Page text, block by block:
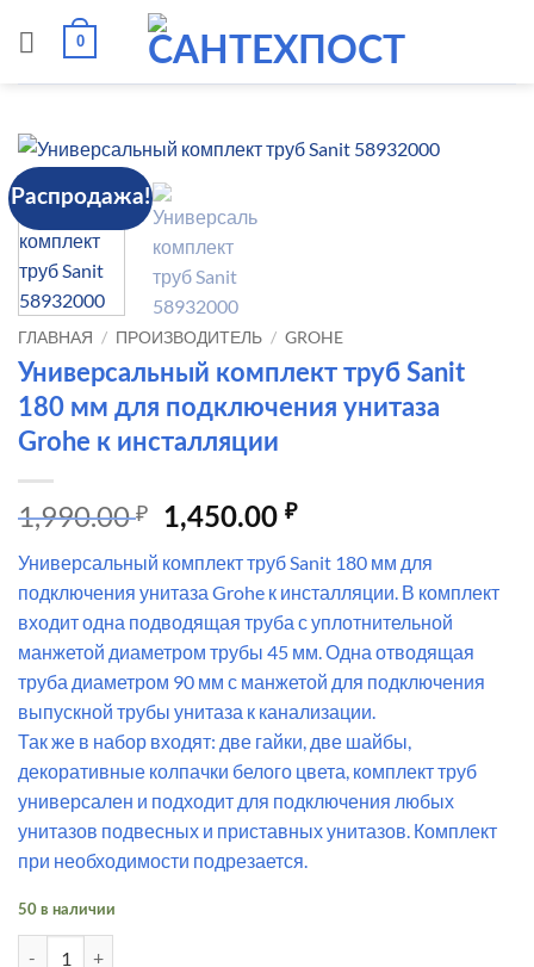
0
Распродажа!
ГЛАВНАЯ / ПРОИЗВОДИТЕЛЬ / GROHE
Универсальный комплект труб Sanit
180 мм для подключения унитаза
Grohe к инсталляции
1,990.00₽
Первоначальная
составляла
1,990.00 ₽.
1,450.00₽Текущая
1,450.00 ₽.
Универсальный комплект труб Sanit 180 мм для
подключения унитаза Grohe к инсталляции. В комплект
входит одна подводящая труба с уплотнительной
манжетой диаметром трубы 45 мм. Одна отводящая
труба диаметром 90 мм с манжетой для подключения
выпускной трубы унитаза к канализации.
Так же в набор входят: две гайки, две шайбы,
декоративные колпачки белого цвета, комплект труб
универсален и подходит для подключения любых
унитазов подвесных и приставных унитазов. Комплект
при необходимости подрезается.
50 в наличии